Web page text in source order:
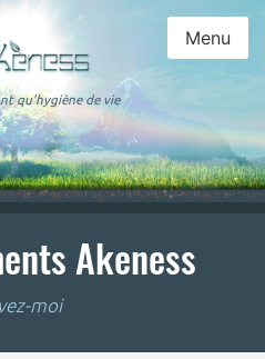
qu'hygiène de vie
Menu
Akeness
moi